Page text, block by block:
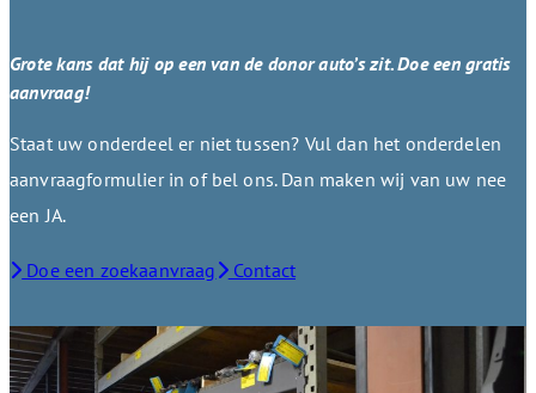
Grote kans dat hij op een van de donor auto’s zit. Doe een gratis
aanvraag!
Staat uw onderdeel er niet tussen? Vul dan het onderdelen
aanvraagformulier in of bel ons. Dan maken wij van uw nee
een JA.
Doe een zoekaanvraag Contact